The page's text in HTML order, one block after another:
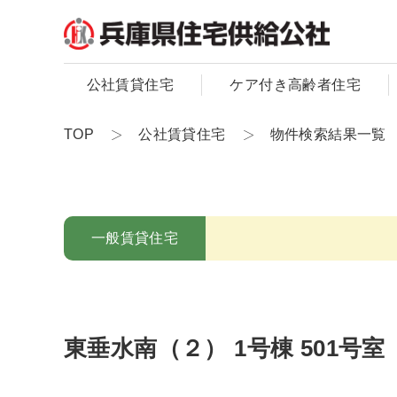
公社賃貸住宅 ケア付き高齢者住宅
TOP 公社賃貸住宅 物件検索結果一覧
一般賃貸住宅
東垂水南（２） 1号棟 501号室